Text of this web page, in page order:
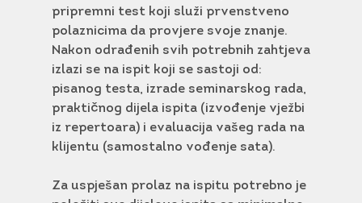
pripremni test koji služi prvenstveno
polaznicima da provjere svoje znanje.
Nakon odrađenih svih potrebnih zahtjeva
izlazi se na ispit koji se sastoji od:
pisanog testa, izrade seminarskog rada,
praktičnog dijela ispita (izvođenje vježbi
iz repertoara) i evaluacija vašeg rada na
klijentu (samostalno vođenje sata).
Za uspješan prolaz na ispitu potrebno je